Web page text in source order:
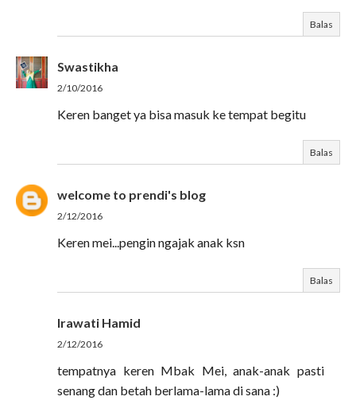
Balas
Swastikha
2/10/2016
Keren banget ya bisa masuk ke tempat begitu
Balas
welcome to prendi's blog
2/12/2016
Keren mei...pengin ngajak anak ksn
Balas
Irawati Hamid
2/12/2016
tempatnya keren Mbak Mei, anak-anak pasti
senang dan betah berlama-lama di sana :)